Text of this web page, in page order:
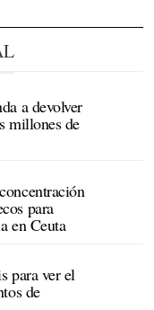
a devolver
millones de
para
en Ceuta
para ver el
de